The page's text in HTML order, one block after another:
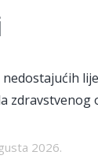
nedostajućih
zdravstvenog
2026.